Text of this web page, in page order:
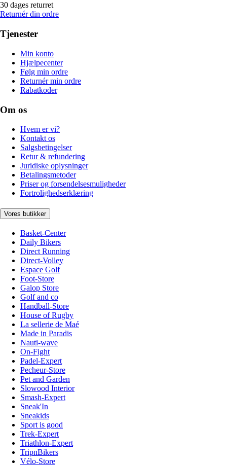
30 dages returret
Returnér din ordre
Tjenester
Min konto
Hjælpecenter
Følg min ordre
Returnér min ordre
Rabatkoder
Om os
Hvem er vi?
Kontakt os
Salgsbetingelser
Retur & refundering
Juridiske oplysninger
Betalingsmetoder
Priser og forsendelsesmuligheder
Fortrolighedserklæring
Vores butikker
Basket-Center
Daily Bikers
Direct Running
Direct-Volley
Espace Golf
Foot-Store
Galop Store
Golf and co
Handball-Store
House of Rugby
La sellerie de Maé
Made in Paradis
Nauti-wave
On-Fight
Padel-Expert
Pecheur-Store
Pet and Garden
Slowood Interior
Smash-Expert
Sneak'In
Sneakids
Sport is good
Trek-Expert
Triathlon-Expert
TripnBikers
Vélo-Store